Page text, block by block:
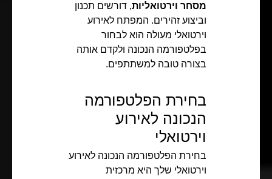
מסחר וירטואליות, דורשים תכנון
וביצוע זהירים. המפתח לאירוע
וירטואלי מעולה הוא לבחור
בפלטפורמה הנכונה ולקדם אותה
בצורה טובה למשתתפים.
בחירת הפלטפורמה
הנכונה לאירוע
וירטואלי
בחירת הפלטפורמה הנכונה לאירוע
וירטואלי שלך היא מרכזית